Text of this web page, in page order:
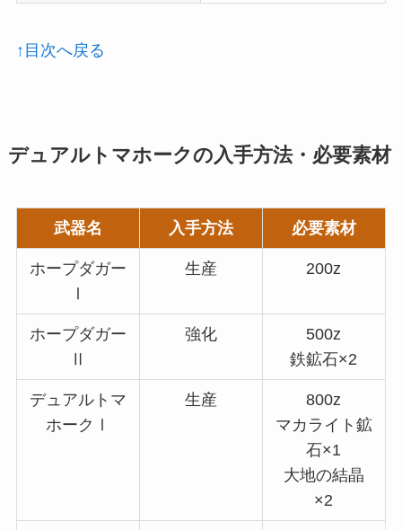
↑目次へ戻る
デュアルトマホークの入手方法・必要素材
武器名 入手方法 必要素材
ホープダガー
Ⅰ
生産 200z
ホープダガー
Ⅱ
強化
500z
鉄鉱石×2
デュアルトマ
ホークⅠ
生産
800z
マカライト鉱
石×1
大地の結晶
×2